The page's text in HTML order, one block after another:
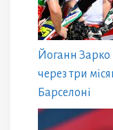
Йоганн Зарко
через три
Барселоні